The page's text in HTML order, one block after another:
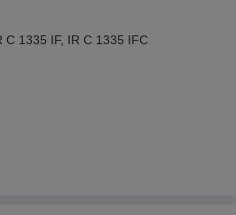
C 1335 IF, IR C 1335 IFC